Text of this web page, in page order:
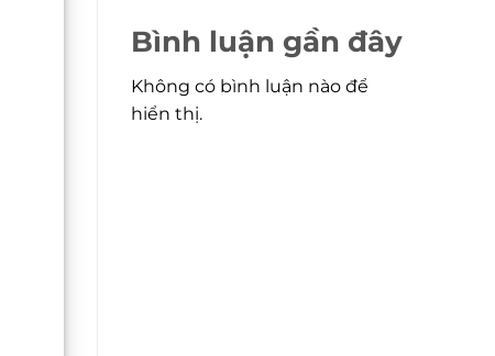
Bình luận gần đây
Không có bình luận nào để
hiển thị.